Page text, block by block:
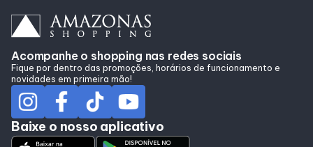
Acompanhe o shopping nas redes sociais
Fique por dentro das promoções, horários de funcionamento e
novidades em primeira mão!
Baixe o nosso aplicativo